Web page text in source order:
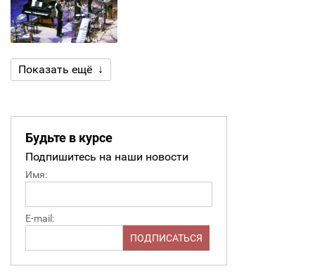
Показать ещё ↓
Будьте в курсе
Подпишитесь на наши новости
Имя:
E-mail: